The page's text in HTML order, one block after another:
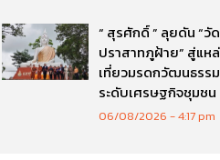
“ สุรศักดิ์ ” ลุยดัน “วัด
ปราสาทภูฝ้าย” สู่แห
เที่ยวมรดกวัฒนธรร
ระดับเศรษฐกิจชุมชน
06/08/2026 4:17 pm